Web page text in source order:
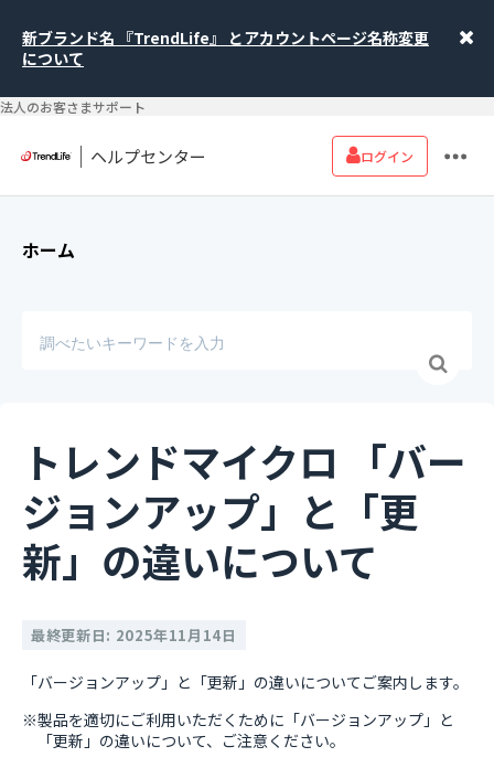
新ブランド名 『TrendLife』 とアカウントページ名称変更
について
法人のお客さまサポート
ヘルプセンター ログイン
ホーム
トレンドマイクロ 「バー
ジョンアップ」と「更
新」の違いについて
最終更新日: 2025年11月14日
「バージョンアップ」と「更新」の違いについてご案内します。
※製品を適切にご利用いただくために「バージョンアップ」と
「更新」の違いについて、ご注意ください。